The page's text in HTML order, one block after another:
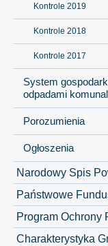
Kontrole 2019
Kontrole 2018
Kontrole 2017
System
odpadami
Porozumienia
Ogłoszenia
Narodowy Spis
Państwowe
Program Ochrony
Charakterystyka